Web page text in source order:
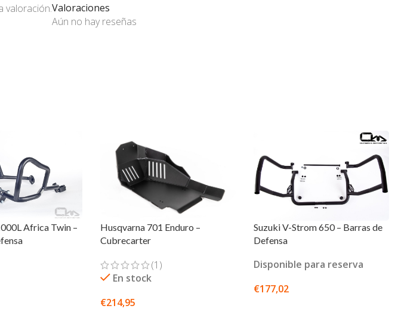
Valoraciones
Aún no hay reseñas
valoración.
Africa Twin –
Husqvarna 701 Enduro –
Cubrecarter
(1)
En stock
€214,95
Suzuki V-Strom 650 – Barras de
Defensa
Disponible para reserva
€177,02